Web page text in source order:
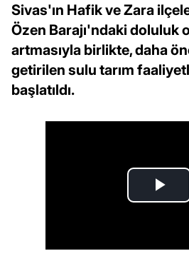
Sivas'ın Hafik ve Zara
Özen Barajı'ndaki doluluk
artmasıyla birlikte, daha
getirilen sulu tarım
başlatıldı.